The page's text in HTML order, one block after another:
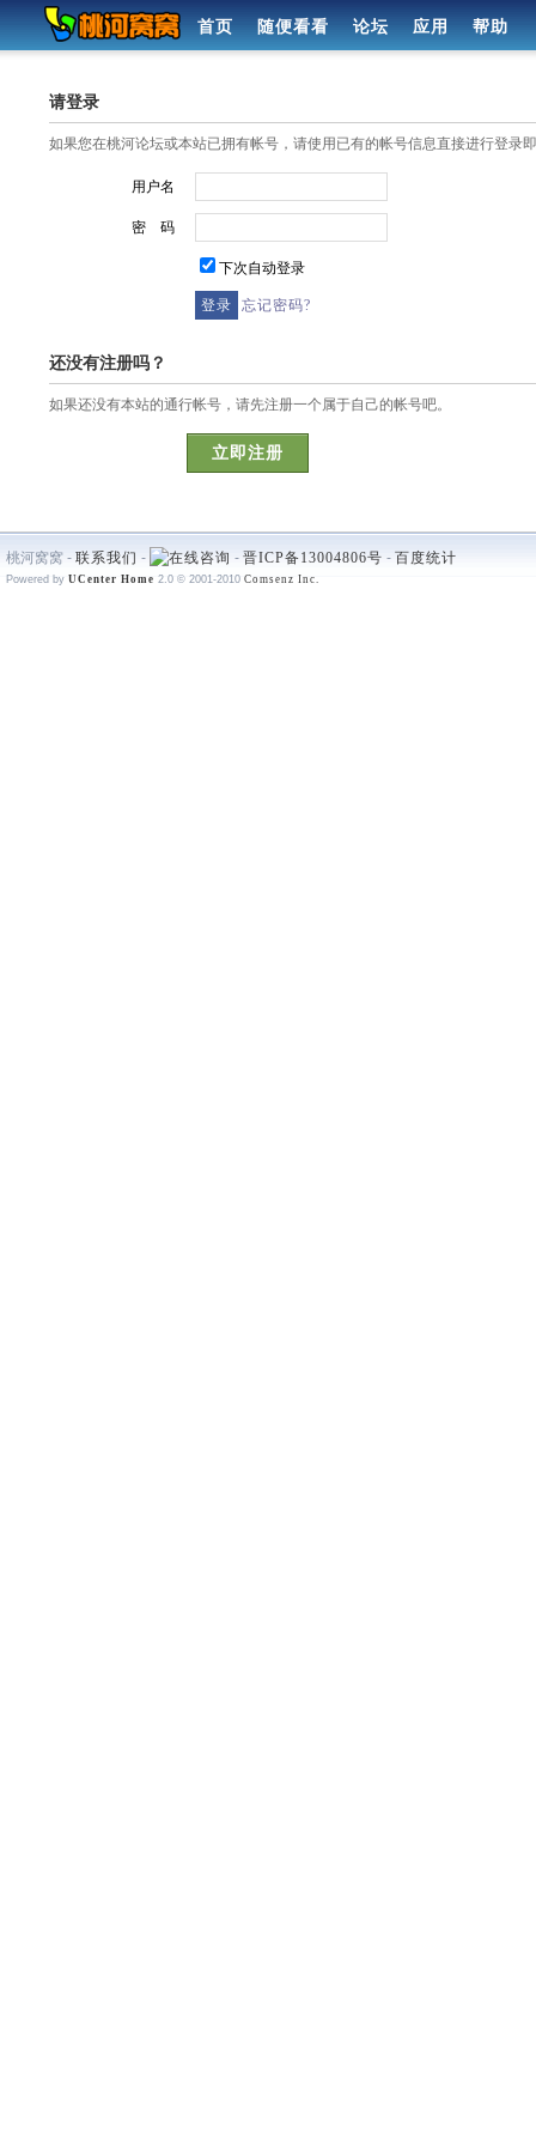
首页 随便看看 论坛 应用 帮助
请登录
如果您在桃河论坛或本站已拥有帐号，请使用已有的帐号信息直接进行登录
用户名
密 码
下次自动登录
忘记密码?
还没有注册吗？
如果还没有本站的通行帐号，请先注册一个属于自己的帐号吧。
立即注册
桃河窝窝 - 联系我们 - - 晋ICP备13004806号 - 百度统计
Powered by UCenter Home 2.0 © 2001-2010 Comsenz Inc.